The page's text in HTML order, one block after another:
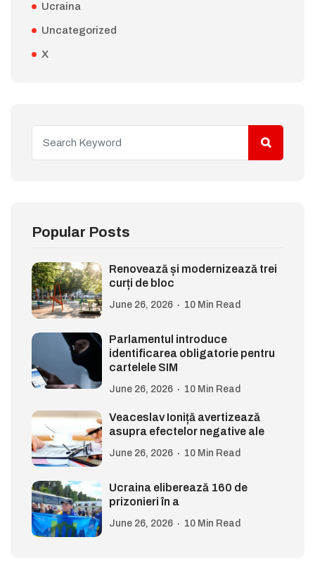
Ucraina
Uncategorized
X
Popular Posts
Renovează și modernizează trei
curți de bloc
June 26, 2026 10 Min Read
Parlamentul introduce
identificarea obligatorie pentru
cartelele SIM
June 26, 2026 10 Min Read
Veaceslav Ioniță avertizează
asupra efectelor negative ale
June 26, 2026 10 Min Read
Ucraina eliberează 160 de
prizonieri în a
June 26, 2026 10 Min Read